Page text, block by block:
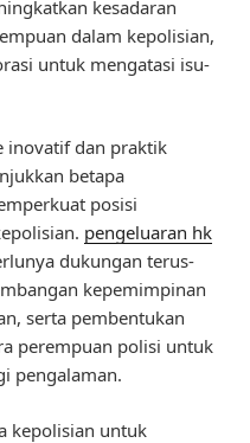
kesadaran
dalam kepolisian,
untuk mengatasi isu-
inovatif dan praktik
betapa
posisi
pengeluaran hk
dukungan terus-
kepemimpinan
serta pembentukan
perempuan polisi untuk
pengalaman.
kepolisian untuk